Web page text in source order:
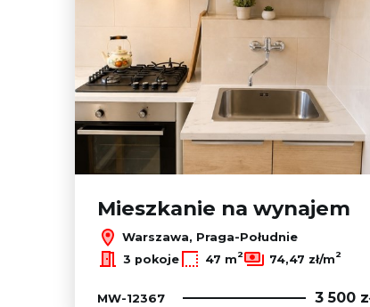
Mieszkanie na wynajem
Warszawa, Praga-Południe
3 pokoje 47 m2 74,47 zł/m2
MW-12367 3 500